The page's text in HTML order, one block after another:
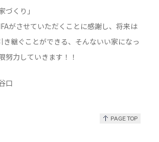
づくり」
がさせていただくことに感謝し、将来は
き継ぐことができる、そんないい家になっ
努力していきます！！
口